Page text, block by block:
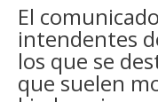
El
intendentes
los que se
que suelen